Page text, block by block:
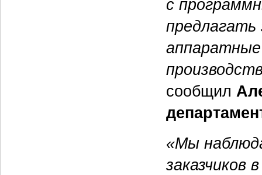
с
предлагать
аппаратные
сообщил
«Мы
заказчиков